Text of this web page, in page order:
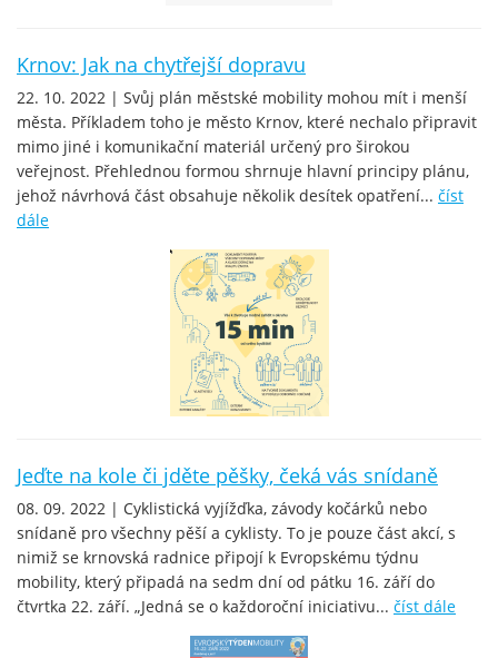
Krnov: Jak na chytřejší dopravu
22. 10. 2022 | Svůj plán městské mobility mohou mít i menší
města. Příkladem toho je město Krnov, které nechalo připravit
mimo jiné i komunikační materiál určený pro širokou
veřejnost. Přehlednou formou shrnuje hlavní principy plánu,
jehož návrhová část obsahuje několik desítek opatření... číst
dále
Jeďte na kole či jděte pěšky, čeká vás snídaně
08. 09. 2022 | Cyklistická vyjížďka, závody kočárků nebo
snídaně pro všechny pěší a cyklisty. To je pouze část akcí, s
nimiž se krnovská radnice připojí k Evropskému týdnu
mobility, který připadá na sedm dní od pátku 16. září do
čtvrtka 22. září. „Jedná se o každoroční iniciativu... číst dále